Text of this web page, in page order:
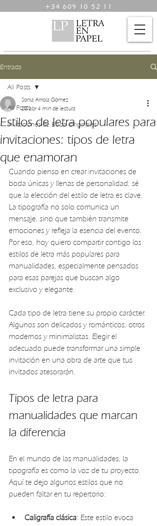
+34 609 10 52 11
Entrada
All Posts
Invitaciones de Boda Originales
All Posts
Estilos de letra populares para
invitaciones: tipos de letra
que enamoran
Sonia Arriola Gómez
20 abr 4 min de lectura
Cuando pienso en crear invitaciones de
boda únicas y llenas de personalidad, sé
que la elección del estilo de letra es clave.
La tipografía no solo comunica un
mensaje, sino que también transmite
emociones y refleja la esencia del evento.
Por eso, hoy quiero compartir contigo los
estilos de letra más populares para
manualidades, especialmente pensados
para esas parejas que buscan algo
exclusivo y elegante.
Cada tipo de letra tiene su propio carácter.
Algunos son delicados y románticos, otros
modernos y minimalistas. Elegir el
adecuado puede transformar una simple
invitación en una obra de arte que tus
invitados atesorarán.
Tipos de letra para
manualidades que marcan
la diferencia
En el mundo de las manualidades, la
tipografía es como la voz de tu proyecto.
Aquí te dejo algunos estilos que no
pueden faltar en tu repertorio:
Caligrafía clásica: Este estilo evoca